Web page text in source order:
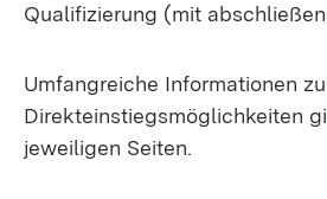
Qualifizierung (mit
Umfangreiche Informationen
Direkteinstiegsmöglichkeiten
jeweiligen Seiten.